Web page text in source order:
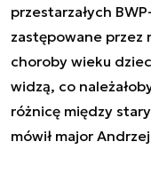
przestarzałych
zastępowane przez
choroby wieku
widzą, co
różnicę między
mówił major